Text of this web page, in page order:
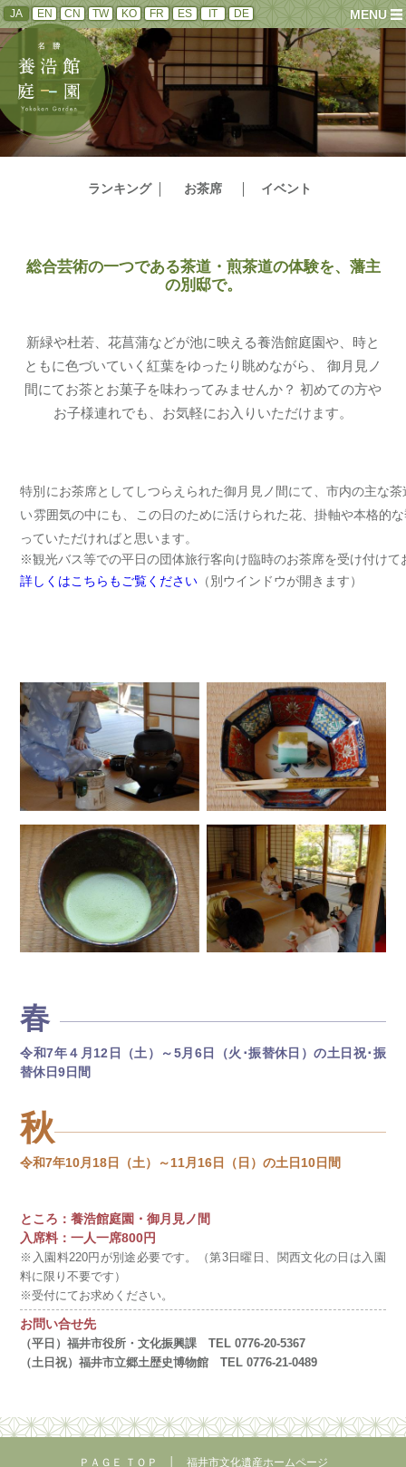
JA EN CN TW KO FR ES IT DE MENU
ランキング お茶席 イベント
総合芸術の一つである茶道・煎茶道の体験を、藩主
の別邸で。
新緑や杜若、花菖蒲などが池に映える養浩館庭園や、時と
ともに色づいていく紅葉をゆったり眺めながら、
御月見ノ
間にてお茶とお菓子を味わってみませんか？ 初めての方や
お子様連れでも、お気軽にお入りいただけます。
特別にお茶席としてしつらえられた御月見ノ間にて、市内の主な
い雰囲気の中にも、この日のために活けられた花、掛軸や本格的
っていただければと思います。
※観光バス等での平日の団体旅行客向け臨時のお茶席を受け付けて
詳しくはこちらもご覧ください （別ウインドウが開きます）
春
令和7年４月12日（土）～5月6日（火･振替休日）の土日祝･振
替休日9日間
秋
令和7年10月18日（土）～11月16日（日）の土日10日間
ところ：養浩館庭園・御月見ノ間
入席料：一人一席800円
※入園料220円が別途必要です。（第3日曜日、関西文化の日は入園
料に限り不要です）
※受付にてお求めください。
お問い合せ先
（平日）福井市役所・文化振興課 TEL 0776-20-5367
（土日祝）福井市立郷土歴史博物館 TEL 0776-21-0489
ＰＡＧＥ ＴＯＰ 福井市文化遺産ホームページ